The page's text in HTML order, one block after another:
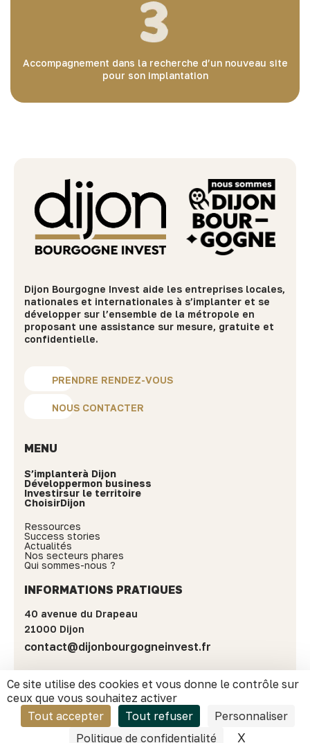
Ce site utilise des cookies et vous donne le contrôle sur
ceux que vous souhaitez activer
Tout accepter
Tout refuser
Personnaliser
Politique de confidentialité
X
Accompagnement dans la recherche d’un nouveau site
pour son implantation
Dijon Bourgogne Invest aide les entreprises locales,
nationales et internationales à s’implanter et se
développer sur l’ensemble de la métropole en
proposant une assistance sur mesure, gratuite et
confidentielle.
PRENDRE RENDEZ-VOUS
NOUS CONTACTER
MENU
S’implanterà Dijon
Développermon business
Investirsur le territoire
ChoisirDijon
Ressources
Success stories
Actualités
Nos secteurs phares
Qui sommes-nous ?
INFORMATIONS PRATIQUES
40 avenue du Drapeau
21000 Dijon
contact@dijonbourgogneinvest.fr
Mentions Légales et politique de confidentialité
Conception & réalisation : Propulse